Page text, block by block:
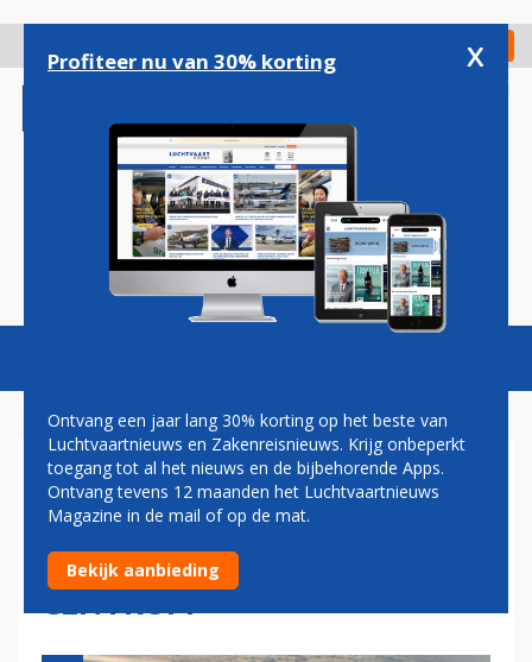
gaan
Check in
Magazine Podcasts Vacatures
TAXICHAUFFEURS ATHENE
STAKEN OM VASTE RITPRIJS
TUSSEN LUCHTHAVEN EN
CENTRUM
Profiteer nu van 30% korting x
Ontvang een jaar lang 30% korting op het beste van
Luchtvaartnieuws en Zakenreisnieuws. Krijg onbeperkt
toegang tot al het nieuws en de bijbehorende Apps.
Ontvang tevens 12 maanden het Luchtvaartnieuws
Magazine in de mail of op de mat.
Bekijk aanbieding